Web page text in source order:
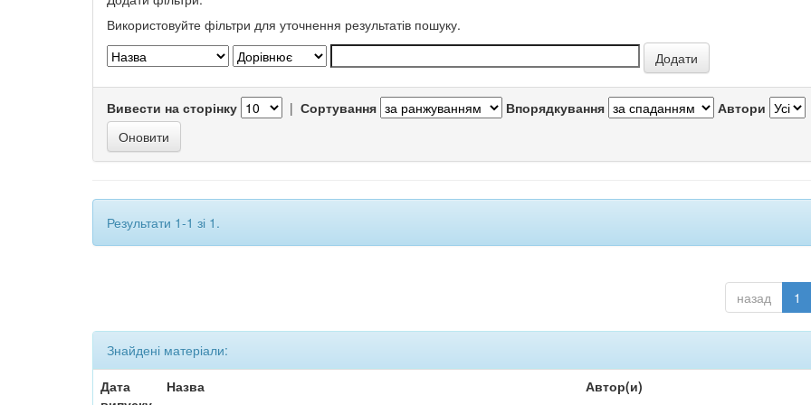
Використовуйте фільтри для уточнення результатів пошуку.
Вивести на сторінку | Сортування Впорядкування Автори
Результати 1-1 зі 1.
назад 1
Знайдені матеріали:
Дата
Назва Автор(и)